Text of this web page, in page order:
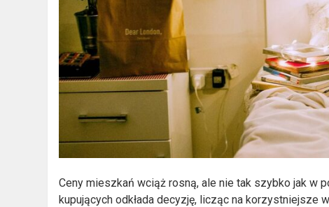
Ceny mieszkań wciąż rosną, ale nie tak szybko jak w
kupujących odkłada decyzję, licząc na korzystniejsze